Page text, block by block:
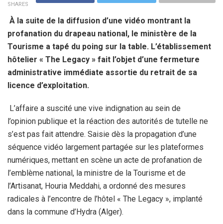
SHARES
À la suite de la diffusion d’une vidéo montrant la
profanation du drapeau national, le ministère de la
Tourisme a tapé du poing sur la table. L’établissement
hôtelier « The Legacy » fait l’objet d’une fermeture
administrative immédiate assortie du retrait de sa
licence d’exploitation.
L’affaire a suscité une vive indignation au sein de
l’opinion publique et la réaction des autorités de tutelle ne
s’est pas fait attendre. Saisie dès la propagation d’une
séquence vidéo largement partagée sur les plateformes
numériques, mettant en scène un acte de profanation de
l’emblème national, la ministre de la Tourisme et de
l’Artisanat, Houria Meddahi, a ordonné des mesures
radicales à l’encontre de l’hôtel « The Legacy », implanté
dans la commune d’Hydra (Alger).